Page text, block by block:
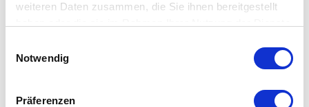
weiteren Daten zusammen, die Sie ihnen bereitgestellt
Notwendig
Präferenzen